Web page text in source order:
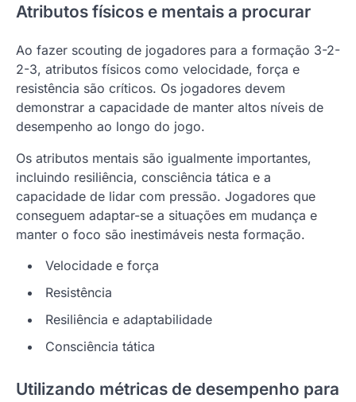
Atributos físicos e mentais a procurar
Ao fazer scouting de jogadores para a formação 3-2-
2-3, atributos físicos como velocidade, força e
resistência são críticos. Os jogadores devem
demonstrar a capacidade de manter altos níveis de
desempenho ao longo do jogo.
Os atributos mentais são igualmente importantes,
incluindo resiliência, consciência tática e a
capacidade de lidar com pressão. Jogadores que
conseguem adaptar-se a situações em mudança e
manter o foco são inestimáveis nesta formação.
Velocidade e força
Resistência
Resiliência e adaptabilidade
Consciência tática
Utilizando métricas de desempenho para